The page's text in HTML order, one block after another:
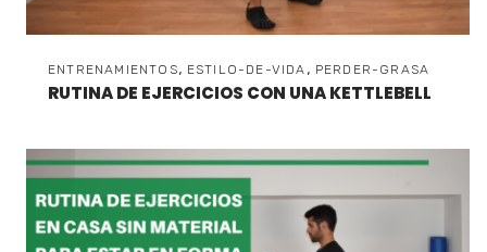
ENTRENAMIENTOS, ESTILO-DE-VIDA , PERDER-GRASA
RUTINA DE EJERCICIOS CON UNA KETTLEBELL